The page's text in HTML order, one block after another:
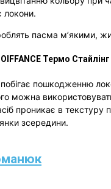
локони.
пасма м’якими,
Термо
пошкодженню
можна
проникає в
зсередини.